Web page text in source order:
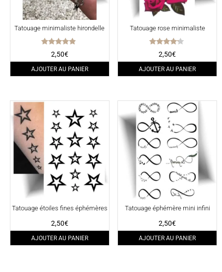
Tatouage minimaliste hirondelle
Note
4.67
sur 5
2,50€
AJOUTER AU PANIER
Tatouage rose minimaliste
Note
4.00
sur 5
2,50€
AJOUTER AU PANIER
Tatouage étoiles fines éphémères
2,50€
AJOUTER AU PANIER
Tatouage éphémère mini infini
2,50€
AJOUTER AU PANIER